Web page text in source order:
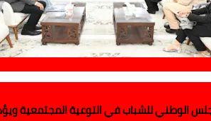
الوطني للشباب في التوعية المجتمعية